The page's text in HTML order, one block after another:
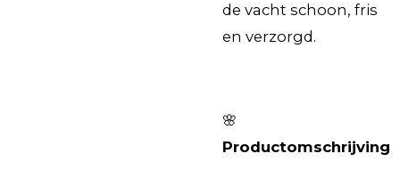
de vacht schoon, fris
en verzorgd.
🌸
Productomschrijving